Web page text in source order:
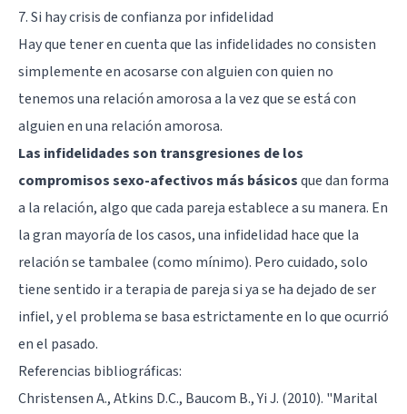
7. Si hay crisis de confianza por infidelidad
Hay que tener en cuenta que las infidelidades no consisten
simplemente en acosarse con alguien con quien no
tenemos una relación amorosa a la vez que se está con
alguien en una relación amorosa.
Las infidelidades son transgresiones de los
compromisos sexo-afectivos más básicosque dan forma
a la relación, algo que cada pareja establece a su manera. En
la gran mayoría de los casos, una infidelidad hace que la
relación se tambalee (como mínimo). Pero cuidado, solo
tiene sentido ir a terapia de pareja si ya se ha dejado de ser
infiel, y el problema se basa estrictamente en lo que ocurrió
en el pasado.
Referencias bibliográficas:
Christensen A., Atkins D.C., Baucom B., Yi J. (2010). "Marital